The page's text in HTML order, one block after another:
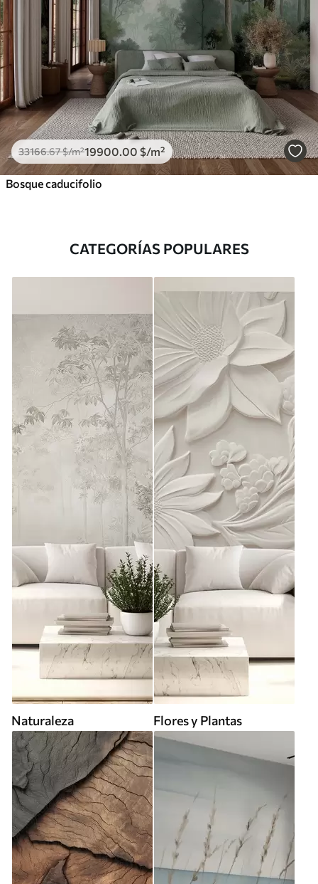
33166.67$/m²19900.00 $/m²
Bosque caducifolio
CATEGORÍAS POPULARES
Naturaleza Flores y Plantas